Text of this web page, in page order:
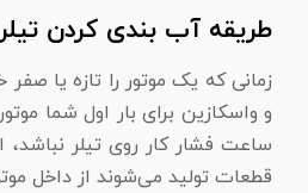
طریقه آب بندی کردن
زمانی که یک موتور را تازه یا
و واسکازین برای بار اول شما
ساعت فشار کار روی تیلر
قطعات تولید می‌شوند از داخل